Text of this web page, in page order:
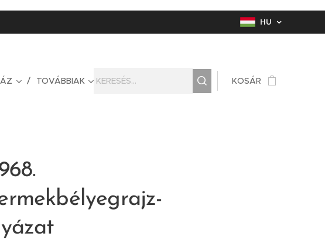
HU
TOVÁBBIAK KOSÁR